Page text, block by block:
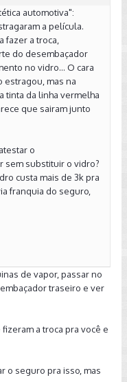
automotiva":
a película.
fazer a troca,
do desembaçador
no vidro... O cara
estragou, mas na
tinta da linha vermelha
que sairam junto
o
sem substituir o vidro?
custa mais de 3k pra
franquia do seguro,
de vapor, passar no
traseiro e ver
a troca pra você e
o seguro pra isso, mas